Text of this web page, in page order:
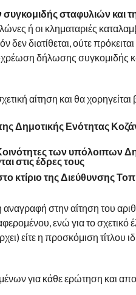
σταφυλιών και
ή οι κληματαριές
διατίθεται, ούτε
δήλωσης συγκομιδής
αίτηση και θα
της Δημοτικής Ενότητας
των υπόλοιπων
στις έδρες τους
κτίριο της Διεύθυνσης
αναγραφή στην αίτηση του
ενώ για το σχετικό
είτε η προσκόμιση τίτλου
για κάθε ερώτηση και